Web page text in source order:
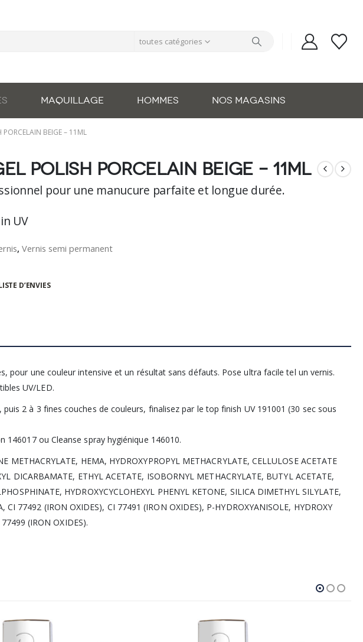
toutes catégories
MAQUILLAGE HOMMES NOS MAGASINS
PORCELAIN BEIGE – 11ML
polish porcelain beige – 11ml
pour une manucure parfaite et longue durée.
UV
,Vernis semi permanent
D’ENVIES
pour une couleur intensive et un résultat sans défauts. Pose ultra facile tel un vernis.
UV/LED.
puis 2 à 3 fines couches de couleurs, finalisez par le top finish UV 191001 (30 sec sous
146017 ou Cleanse spray hygiénique 146010.
METHACRYLATE, HEMA, HYDROXYPROPYL METHACRYLATE, CELLULOSE ACETATE
DICARBAMATE, ETHYL ACETATE, ISOBORNYL METHACRYLATE, BUTYL ACETATE,
HYDROXYCYCLOHEXYL PHENYL KETONE, SILICA DIMETHYL SILYLATE,
77492 (IRON OXIDES), CI 77491 (IRON OXIDES), P-HYDROXYANISOLE, HYDROXY
(IRON OXIDES).